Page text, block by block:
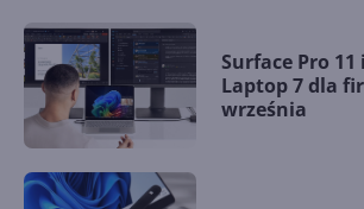
Surface Pro 11
Laptop 7 dla
września